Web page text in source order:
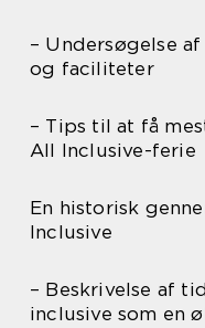
– Undersøgelse
og faciliteter
– Tips til at få
All Inclusive-ferie
En historisk
Inclusive
– Beskrivelse af
inclusive som en